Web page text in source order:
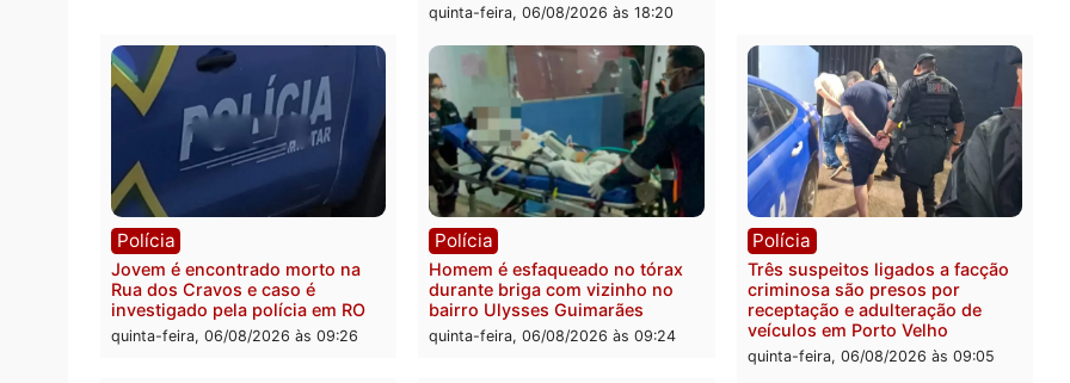
Polícia
Tragédia na BR-364: colisão
entre caminhão e carro deixa
quatro mortos em Porto Velho
quinta-feira, 06/08/2026 às 20:51
Política
Ministro Dias Tofolli , do TSE,
determina reabertura e
processamento da ação que
pode levar à perda do mandato
da prefeita de Pimenta Bueno
quinta-feira, 06/08/2026 às 18:20
Polícia
Policiais militares
moto furtada e prendem
zona Leste
quinta-feira, 06/08/2026 às